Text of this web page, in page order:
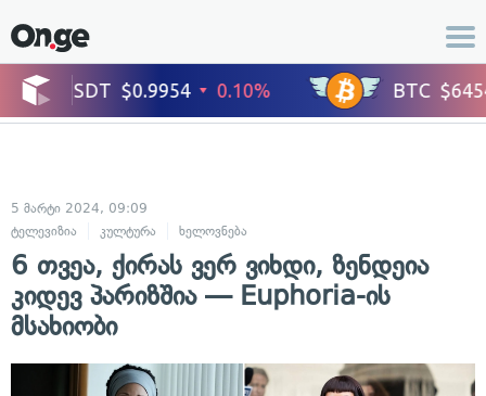
5 მარტი 2024, 09:09
ტელევიზია
კულტურა ხელოვნება
6 თვეა, ქირას ვერ ვიხდი, ზენდეია
კიდევ პარიზშია — Euphoria-ის
მსახიობი